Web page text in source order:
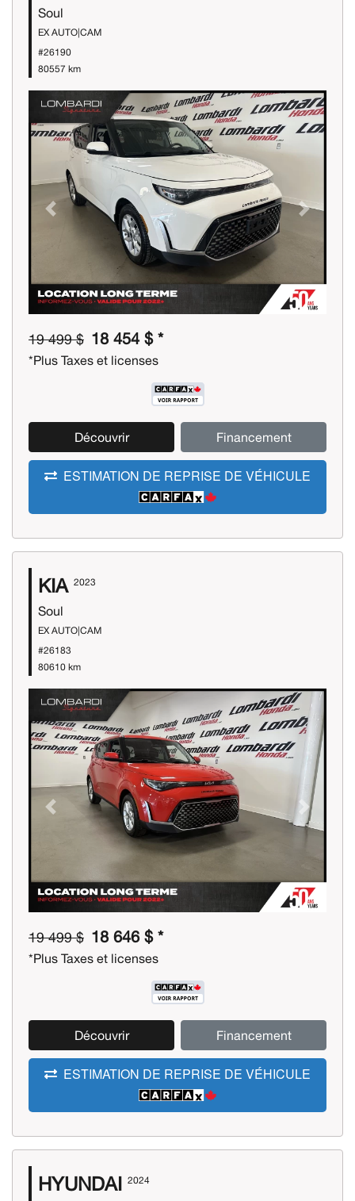
Soul
EX AUTO|CAM
#26190
80557 km
Previous Next
19 499 $ 18 454 $ *
*Plus Taxes et licenses
Découvrir Financement
ESTIMATION DE REPRISE DE VÉHICULE
KIA 2023
Soul
EX AUTO|CAM
#26183
80610 km
Previous Next
19 499 $ 18 646 $ *
*Plus Taxes et licenses
Découvrir Financement
ESTIMATION DE REPRISE DE VÉHICULE
HYUNDAI 2024